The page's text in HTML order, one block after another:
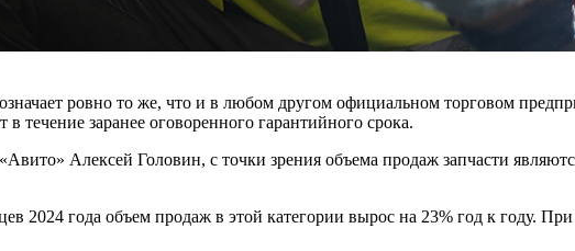
ровно то же, что и в любом другом официальном торговом
течение заранее оговоренного гарантийного срока.
Алексей Головин, с точки зрения объема продаж запчасти
2024 года объем продаж в этой категории вырос на 23% год к году.